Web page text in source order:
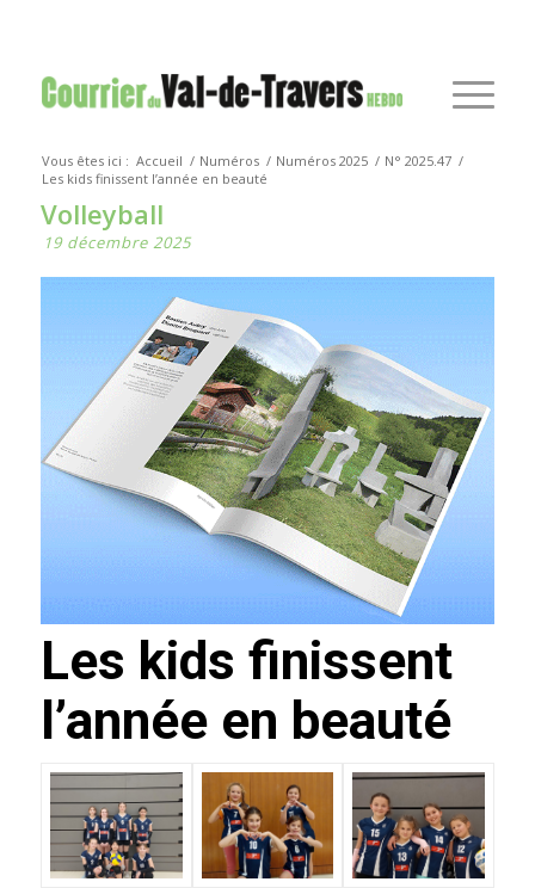
Vous êtes ici : Accueil / Numéros / Numéros 2025 / N° 2025.47 /
Les kids finissent l’année en beauté
Volleyball
19 décembre 2025
Les kids finissent
l’année en beauté